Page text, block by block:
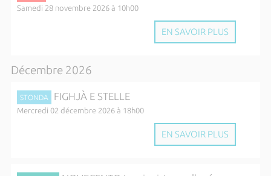
Samedi 28 novembre 2026 à 10h00
EN SAVOIR PLUS
Décembre 2026
STONDA FIGHJÀ E STELLE
Mercredi 02 décembre 2026 à 18h00
EN SAVOIR PLUS